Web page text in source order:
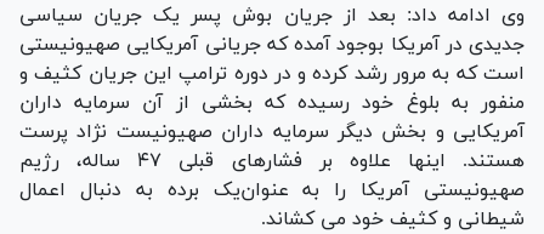
وی ادامه داد: بعد از جریان بوش پسر یک جریان سیاسی
جدیدی در آمریکا بوجود آمده که جریانی آمریکایی صهیونیستی
است که به مرور رشد کرده و در دوره ترامپ این جریان کثیف و
منفور به بلوغ خود رسیده که بخشی از آن سرمایه داران
آمریکایی و بخش دیگر سرمایه داران صهیونیست نژاد پرست
هستند. اینها علاوه بر فشارهای قبلی ۴۷ ساله، رژیم
صهیونیستی آمریکا را به عنوان‌یک برده به دنبال اعمال
شیطانی و کثیف خود می کشاند.